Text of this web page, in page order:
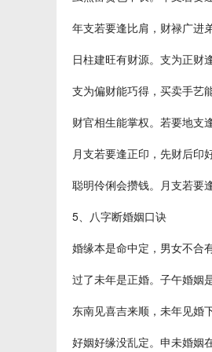
年支若要逢比肩，财禄广进
日柱建旺有财源。支为正财
支为偏财能巧得，买卖手艺
财官相生能掌权。若要地支
月支若要逢正印，先财后印
聪明伶俐会攒钱。月支若要
5、八字断婚姻口诀
婚缘本是命中定，男女不合
过了未年是正婚。子午婚姻
东南见喜吉来顺，未年见婚
好姻好缘没乱定。申未婚姻